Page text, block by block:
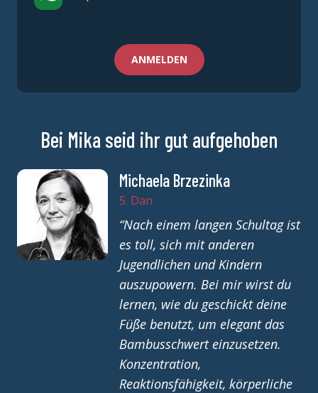
ANMELDEN
Bei Mika seid ihr gut aufgehoben
Michaela Brzezinka
5. Dan
“Nach einem langen Schultag ist
es toll, sich mit anderen
Jugendlichen und Kindern
auszupowern. Bei mir wirst du
lernen, wie du geschickt deine
Füße benutzt, um elegant das
Bambusschwert einzusetzen.
Konzentration,
Reaktionsfähigkeit, körperliche